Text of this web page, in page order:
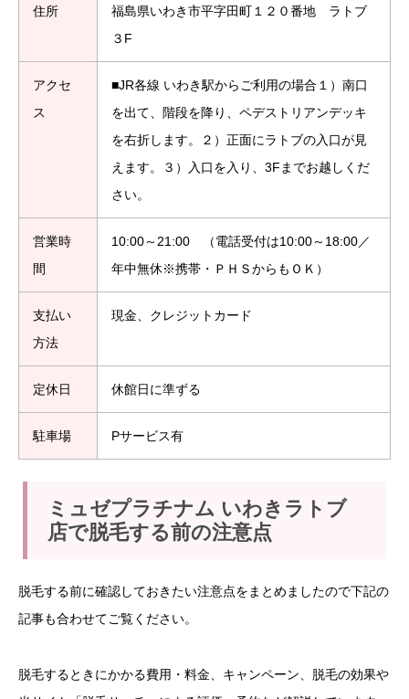
住所
福島県いわき市平字田町１２０番地 ラトブ
３F
アクセ
ス
■JR各線 いわき駅からご利用の場合１）南口
を出て、階段を降り、ペデストリアンデッキ
を右折します。２）正面にラトブの入口が見
えます。３）入口を入り、3Fまでお越しくだ
さい。
営業時
間
10:00～21:00 （電話受付は10:00～18:00／
年中無休※携帯・ＰＨＳからもＯＫ）
支払い
方法
現金、クレジットカード
定休日 休館日に準ずる
駐車場 Pサービス有
ミュゼプラチナム いわきラトブ
店で脱毛する前の注意点
脱毛する前に確認しておきたい注意点をまとめましたので下記の
記事も合わせてご覧ください。
脱毛するときにかかる費用・料金、キャンペーン、脱毛の効果や